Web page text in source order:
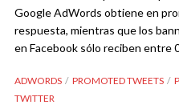
Google AdWords obtiene en
respuesta, mientras que los
en Facebook sólo reciben entre
ADWORDS PROMOTED TWEETS
TWITTER